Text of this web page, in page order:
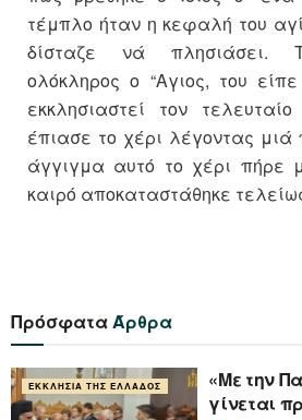
τέμπλο ήταν η κεφαλή του
δίσταζε νά πλησιάσει.
ολόκληρος ο “Αγιος, του
εκκλησιαστεί τον
έπιασε το χέρι λέγοντας μιά
άγγιγμα αυτό το χέρι πήρε
καιρό αποκαταστάθηκε
ΠρόσφαταΆρθρα
ΕΚΚΛΗΣΊΑ ΤΗΣ ΕΛΛΆΔΟΣ
«Με την
γίνεται